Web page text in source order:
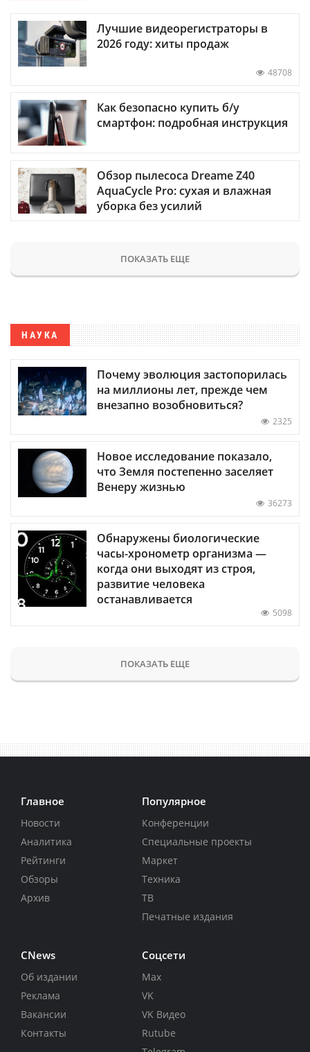
Лучшие видеорегистраторы в
2026 году: хиты продаж
48708
Как безопасно купить б/у
смартфон: подробная инструкция
Обзор пылесоса Dreame Z40
AquaCycle Pro: сухая и влажная
уборка без усилий
ПОКАЗАТЬ ЕЩЕ
НАУКА
Почему эволюция застопорилась
на миллионы лет, прежде чем
внезапно возобновиться?
2325
Новое исследование показало,
что Земля постепенно заселяет
Венеру жизнью
36273
Обнаружены биологические
часы-хронометр организма —
когда они выходят из строя,
развитие человека
останавливается
5098
ПОКАЗАТЬ ЕЩЕ
Главное
Новости
Аналитика
Рейтинги
Обзоры
Архив
Популярное
Конференции
Специальные проекты
Маркет
Техника
ТВ
Печатные издания
CNews
Об издании
Реклама
Вакансии
Контакты
Соцсети
Max
VK
VK Видео
Rutube